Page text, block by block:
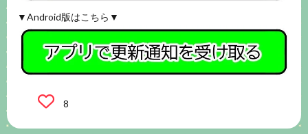
▼Android版はこちら▼
8